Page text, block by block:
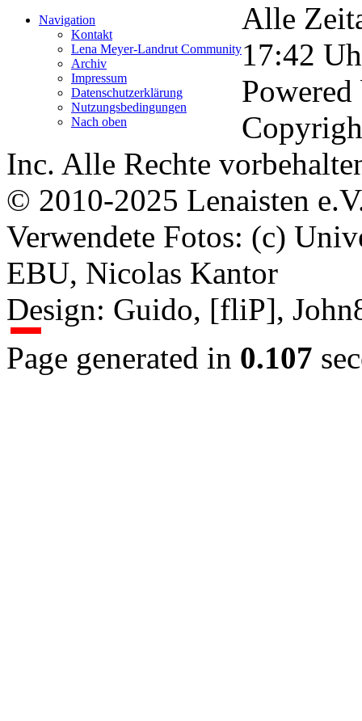
Navigation
Kontakt
Lena Meyer-Landrut Community
Archiv
Impressum
Datenschutzerklärung
Nutzungsbedingungen
Nach oben
Alle
17:42
Inc. Alle Rechte
© 2010-2025 Lenaisten
Verwendete Fotos: (c)
EBU, Nicolas Kantor
Design: Guido, [fliP],
Page generated in 0.107